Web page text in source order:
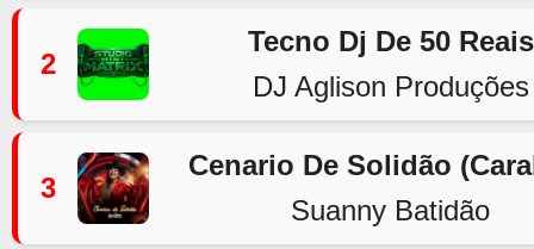
2
Tecno Dj De 50 Reais
DJ Aglison Produções
3
Cenario De Solidão
Suanny Batidão